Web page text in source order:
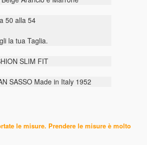
50 alla 54
la tua Taglia.
SLIM FIT
SASSO Made in Italy 1952
le misure. Prendere le misure è molto